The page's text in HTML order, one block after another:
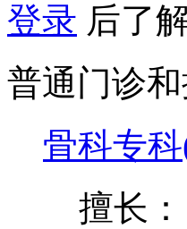
登录 后了
普通门诊
骨科专
擅长